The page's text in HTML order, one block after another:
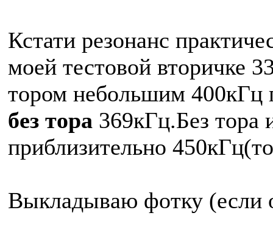
Кстати резонанс
моей тестовой вторичке
тором небольшим 400кГц
без тора 369кГц.Без тора
приблизительно
Выкладываю фотку (если